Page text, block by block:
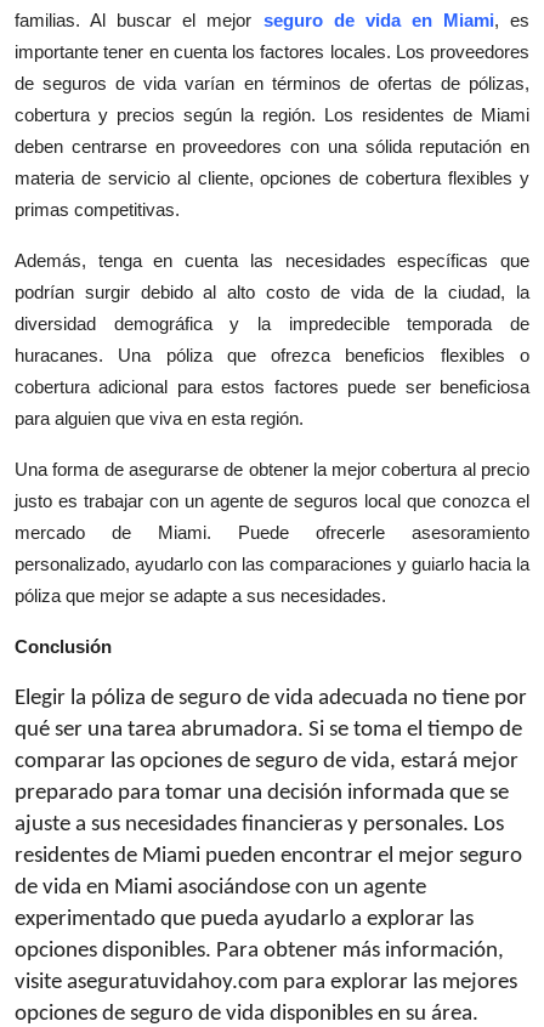
familias. Al buscar el mejor seguro de vida en Miami, es
importante tener en cuenta los factores locales. Los proveedores
de seguros de vida varían en términos de ofertas de pólizas,
cobertura y precios según la región. Los residentes de Miami
deben centrarse en proveedores con una sólida reputación en
materia de servicio al cliente, opciones de cobertura flexibles y
primas competitivas.
Además, tenga en cuenta las necesidades específicas que
podrían surgir debido al alto costo de vida de la ciudad, la
diversidad demográfica y la impredecible temporada de
huracanes. Una póliza que ofrezca beneficios flexibles o
cobertura adicional para estos factores puede ser beneficiosa
para alguien que viva en esta región.
Una forma de asegurarse de obtener la mejor cobertura al precio
justo es trabajar con un agente de seguros local que conozca el
mercado de Miami. Puede ofrecerle asesoramiento
personalizado, ayudarlo con las comparaciones y guiarlo hacia la
póliza que mejor se adapte a sus necesidades.
Conclusión
Elegir la póliza de seguro de vida adecuada no tiene por
qué ser una tarea abrumadora. Si se toma el tiempo de
comparar las opciones de seguro de vida, estará mejor
preparado para tomar una decisión informada que se
ajuste a sus necesidades financieras y personales. Los
residentes de Miami pueden encontrar el mejor seguro
de vida en Miami asociándose con un agente
experimentado que pueda ayudarlo a explorar las
opciones disponibles. Para obtener más información,
visite aseguratuvidahoy.com para explorar las mejores
opciones de seguro de vida disponibles en su área.